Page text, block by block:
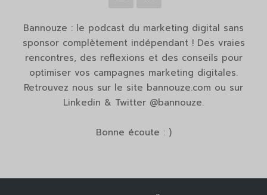
Bannouze : le podcast du marketing digital sans
sponsor complètement indépendant ! Des vraies
rencontres, des reflexions et des conseils pour
optimiser vos campagnes marketing digitales.
Retrouvez nous sur le site bannouze.com ou sur
Linkedin & Twitter @bannouze.
Bonne écoute : )